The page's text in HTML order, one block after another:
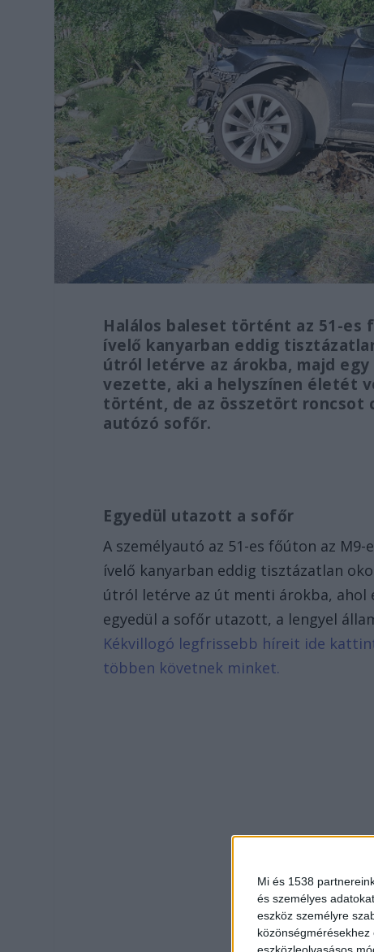
Mi és 1538
és személyes
eszköz személyre
közönségmérésekhez
eszközleolvasásos
Halálos baleset történt az 51-es
ívelő kanyarban eddig
útról letérve az árokba, majd
vezette, aki a helyszínen életét
történt, de az összetört roncsot
autózó sofőr.
Egyedül utazott a sofőr
A személyautó az 51-es főúton az
ívelő kanyarban eddig tisztázatlan
útról letérve az út menti árokba, ahol
egyedül a sofőr utazott, a lengyel
Kékvillogó legfrissebb híreit ide
többen követnek minket.